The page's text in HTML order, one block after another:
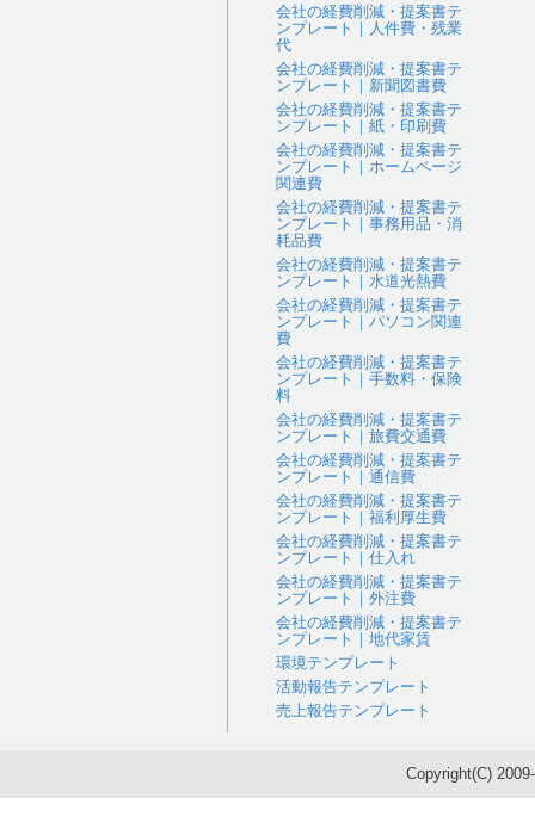
会社の経費削減・提案書テ
ンプレート｜人件費・残業
代
会社の経費削減・提案書テ
ンプレート｜新聞図書費
会社の経費削減・提案書テ
ンプレート｜紙・印刷費
会社の経費削減・提案書テ
ンプレート｜ホームページ
関連費
会社の経費削減・提案書テ
ンプレート｜事務用品・消
耗品費
会社の経費削減・提案書テ
ンプレート｜水道光熱費
会社の経費削減・提案書テ
ンプレート｜パソコン関連
費
会社の経費削減・提案書テ
ンプレート｜手数料・保険
料
会社の経費削減・提案書テ
ンプレート｜旅費交通費
会社の経費削減・提案書テ
ンプレート｜通信費
会社の経費削減・提案書テ
ンプレート｜福利厚生費
会社の経費削減・提案書テ
ンプレート｜仕入れ
会社の経費削減・提案書テ
ンプレート｜外注費
会社の経費削減・提案書テ
ンプレート｜地代家賃
環境テンプレート
活動報告テンプレート
売上報告テンプレート
Copyright(C)